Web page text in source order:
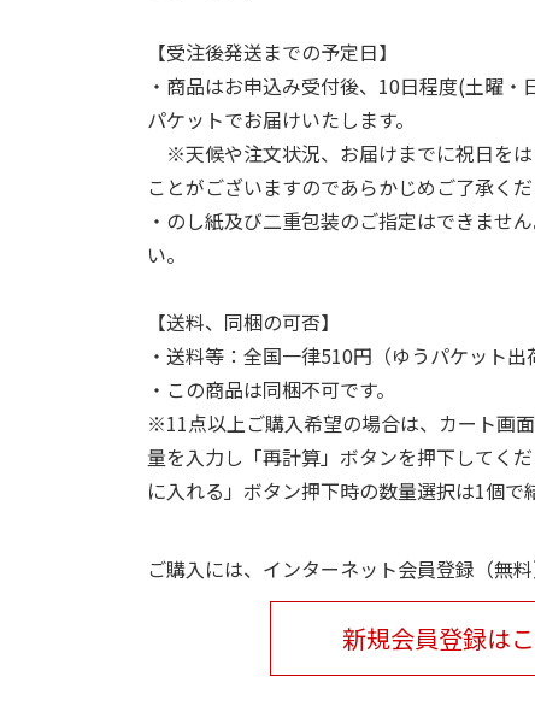
【受注後発送までの予定日】
・商品はお申込み受付後、10日程度(土曜・
パケットでお届けいたします。
※天候や注文状況、お届けまでに祝日を
ことがございますのであらかじめご了承くだ
・のし紙及び二重包装のご指定はできませ
い。
【送料、同梱の可否】
・送料等：全国一律510円（ゆうパケット出
・この商品は同梱不可です。
※11点以上ご購入希望の場合は、カート画
量を入力し「再計算」ボタンを押下してく
に入れる」ボタン押下時の数量選択は1個で
ご購入には、インターネット会員登録（無料
新規会員登録は